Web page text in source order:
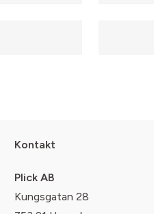
Kontakt
Plick AB
Kungsgatan 28